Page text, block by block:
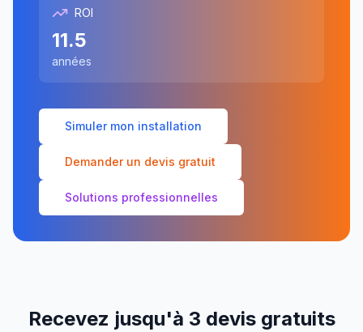
ROI
11.5
années
Simuler mon installation
Demander un devis gratuit
Solutions professionnelles
Recevez jusqu'à 3 devis gratuits